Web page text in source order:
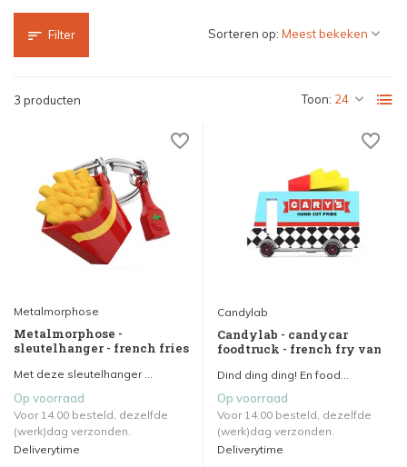
Filter
3 producten Toon:
Sorteren op:
Metalmorphose
Metalmorphose -
sleutelhanger - french fries
Met deze sleutelhanger ...
Op voorraad
Voor 14.00 besteld, dezelfde
(werk)dag verzonden.
Deliverytime
Candylab
Candylab - candycar
foodtruck - french fry van
Dind ding ding! En food...
Op voorraad
Voor 14.00 besteld, dezelfde
(werk)dag verzonden.
Deliverytime